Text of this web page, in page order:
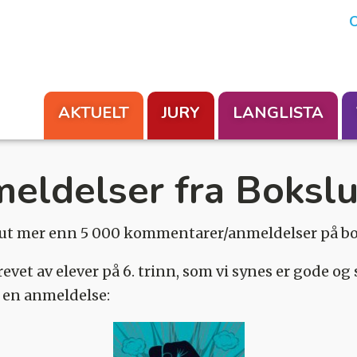
AKTUELT JURY LANGLISTA
fra
mer enn 5 000 kommentarer/anmeldelser på
av elever på 6. trinn, som vi synes er gode
anmeldelse: